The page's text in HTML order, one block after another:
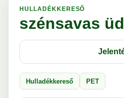
HULLADÉKKERESŐ
szénsavas
Hulladékkereső PET